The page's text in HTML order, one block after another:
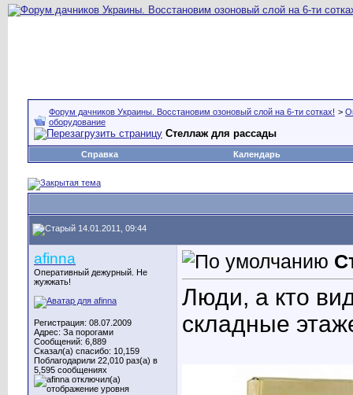
Форум дачников Украины. Восстановим озоновый слой на 6-ти сотках! >
оборудование
Стеллаж для рассады
Справка Календарь
14.01.2011, 09:44
afinna
Оперативный дежурный. Не
жужжать!
Регистрация: 08.07.2009
Адрес: За порогами
Сообщений: 6,889
Сказал(а) спасибо: 10,159
Поблагодарили 22,010 раз(а) в
5,595 сообщениях
Люди, а кто
складные